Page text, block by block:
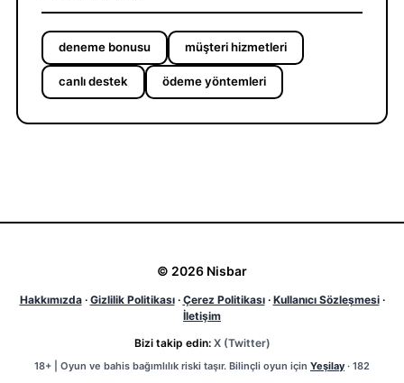
deneme bonusu müşteri hizmetleri
canlı destek ödeme yöntemleri
© 2026 Nisbar
Hakkımızda · Gizlilik Politikası · Çerez Politikası · Kullanıcı Sözleşmesi ·
İletişim
Bizi takip edin: X (Twitter)
18+ | Oyun ve bahis bağımlılık riski taşır. Bilinçli oyun için Yeşilay · 182